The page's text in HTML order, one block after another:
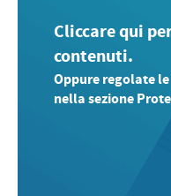
Cliccare qui
contenuti.
Oppure regolate
nella sezione